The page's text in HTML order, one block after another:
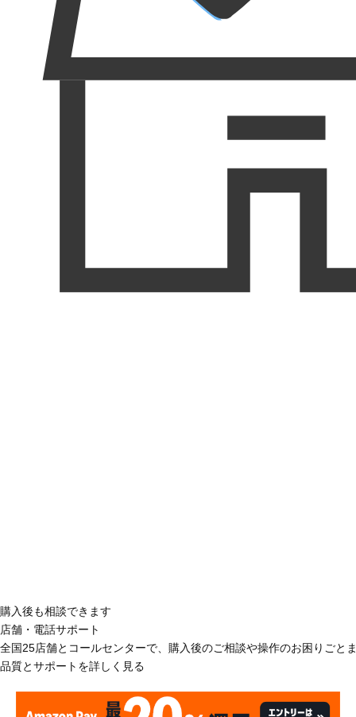
購入後も相談できます
店舗・電話サポート
全国25店舗とコールセンターで、購入後のご相談や操作のお困りごと
品質とサポートを詳しく見る